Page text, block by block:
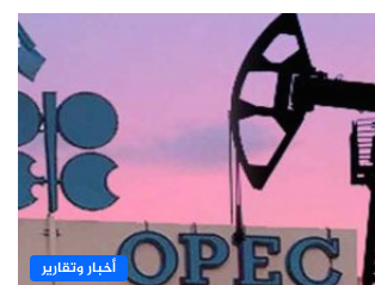
أخبار وتقارير